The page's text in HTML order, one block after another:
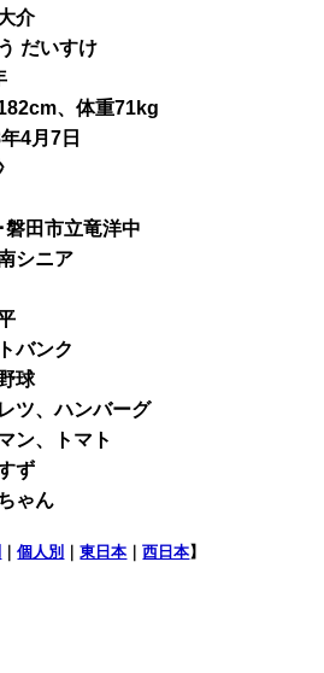
介
だいすけ
、体重71kg
4月7日
田市立竜洋中
シニア
バンク
球
ツ、ハンバーグ
ン、トマト
ず
ゃん
｜個人別 ｜東日本 ｜西日本】